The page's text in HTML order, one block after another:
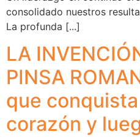
consolidado nuestros
La profunda [...]
LA
PINSA
que
corazón y